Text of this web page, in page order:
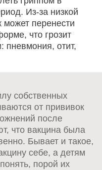
Из-за низкой
может перенести
что грозит
пневмония, отит,
собственных
от прививок
после
что вакцина была
Бывает и такое,
себе, а детям
порой их